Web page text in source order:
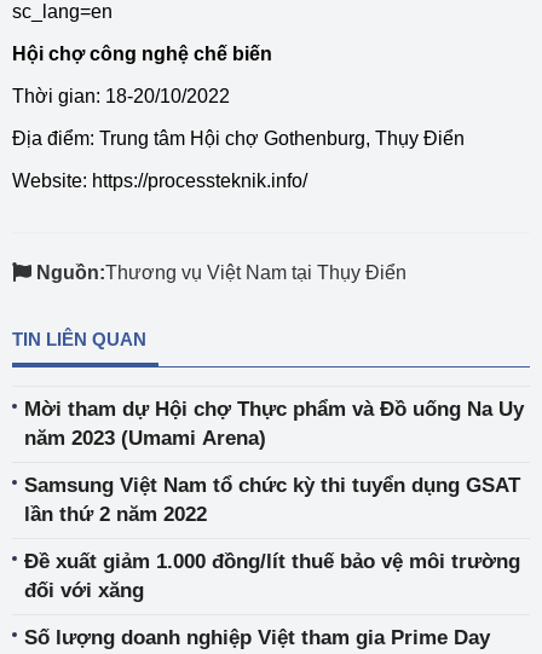
sc_lang=en
Hội chợ công nghệ chế biến
Thời gian: 18-20/10/2022
Địa điểm: Trung tâm Hội chợ Gothenburg, Thụy Điển
Website: https://processteknik.info/
Nguồn:Thương vụ Việt Nam tại Thụy Điển
TIN LIÊN QUAN
Mời tham dự Hội chợ Thực phẩm và Đồ uống Na Uy
năm 2023 (Umami Arena)
Samsung Việt Nam tổ chức kỳ thi tuyển dụng GSAT
lần thứ 2 năm 2022
Đề xuất giảm 1.000 đồng/lít thuế bảo vệ môi trường
đối với xăng
Số lượng doanh nghiệp Việt tham gia Prime Day